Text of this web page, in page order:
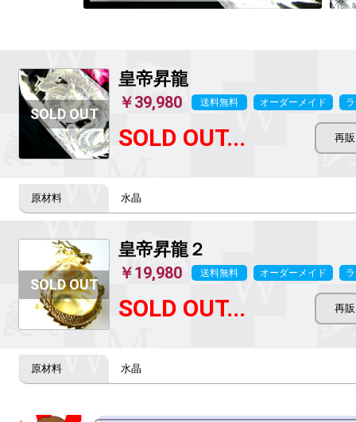
皇帝昇龍
￥39,980 送料無料 オーダーメイド
SOLD OUT...
水晶
皇帝昇龍２
￥19,980 送料無料 オーダーメイド
SOLD OUT...
水晶